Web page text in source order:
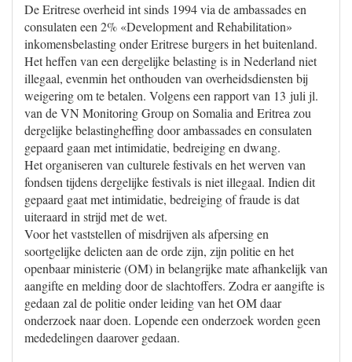
De Eritrese overheid int sinds 1994 via de ambassades en
consulaten een 2% «Development and Rehabilitation»
inkomensbelasting onder Eritrese burgers in het buitenland.
Het heffen van een dergelijke belasting is in Nederland niet
illegaal, evenmin het onthouden van overheidsdiensten bij
weigering om te betalen. Volgens een rapport van 13 juli jl.
van de VN Monitoring Group on Somalia and Eritrea zou
dergelijke belastingheffing door ambassades en consulaten
gepaard gaan met intimidatie, bedreiging en dwang.
Het organiseren van culturele festivals en het werven van
fondsen tijdens dergelijke festivals is niet illegaal. Indien dit
gepaard gaat met intimidatie, bedreiging of fraude is dat
uiteraard in strijd met de wet.
Voor het vaststellen of misdrijven als afpersing en
soortgelijke delicten aan de orde zijn, zijn politie en het
openbaar ministerie (OM) in belangrijke mate afhankelijk van
aangifte en melding door de slachtoffers. Zodra er aangifte is
gedaan zal de politie onder leiding van het OM daar
onderzoek naar doen. Lopende een onderzoek worden geen
mededelingen daarover gedaan.